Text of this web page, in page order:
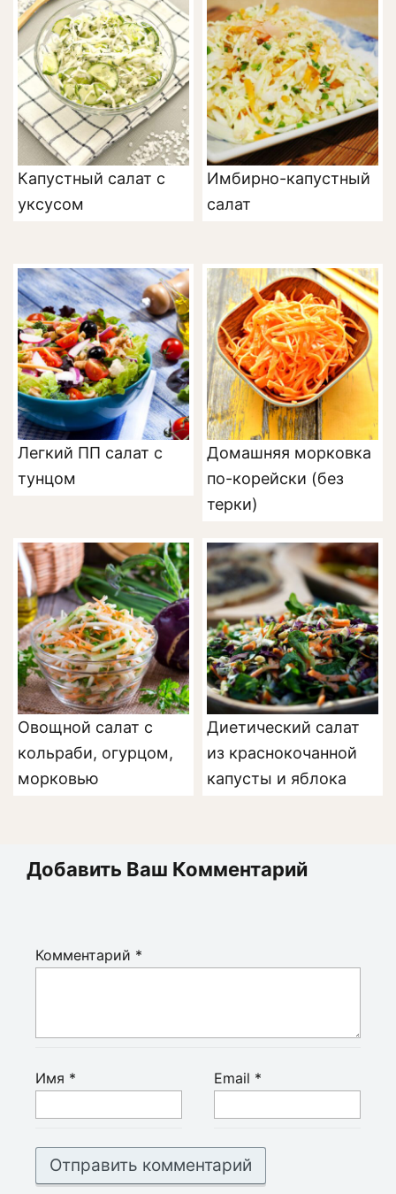
Капустный салат с
уксусом
Имбирно-капустный
салат
Легкий ПП салат с
тунцом
Домашняя морковка
по-корейски (без
терки)
Овощной салат с
кольраби, огурцом,
морковью
Диетический салат
из краснокочанной
капусты и яблока
Добавить Ваш Комментарий
Комментарий *
Имя * Email *